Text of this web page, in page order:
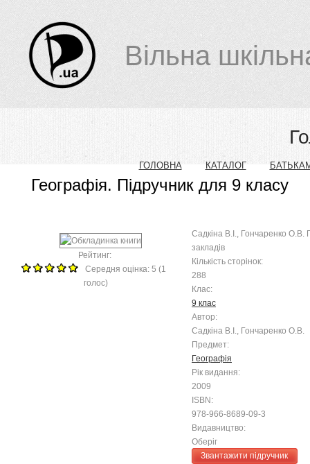
Вільна
ГОЛОВНА КАТАЛОГ
Географія. Підручник для 9 класу
Рейтинг:
Середня оцінка: 5 (1
голос)
Садкіна В.І., Гончаренко О.В.
закладів
Кількість сторінок:
288
Клас:
9 клас
Автор:
Садкіна В.І., Гончаренко О.В.
Предмет:
Географія
Рік видання:
2009
ISBN:
978-966-8689-09-3
Видавництво:
Оберіг
Звантажити підручник